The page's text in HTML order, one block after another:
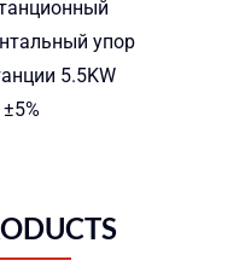
упор
5.5KW